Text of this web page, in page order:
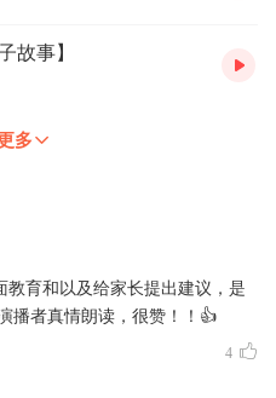
故事】
多
教育和以及给家长提出建议，是
播者真情朗读，很赞！！👍
4